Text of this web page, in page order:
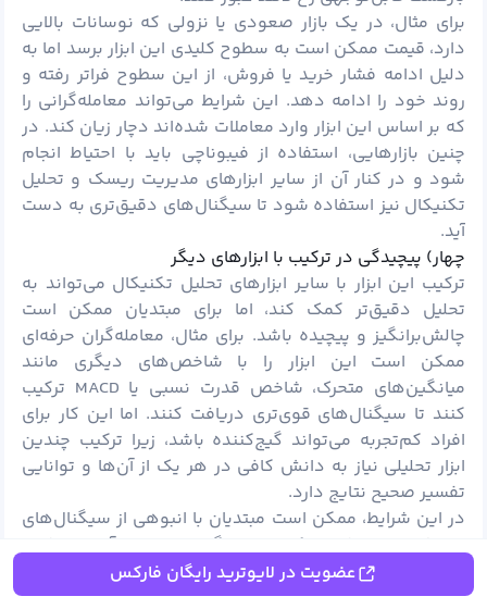
برای مثال، در یک بازار صعودی یا نزولی که نوسانات بالایی
دارد، قیمت ممکن است به سطوح کلیدی این ابزار برسد اما به
دلیل ادامه فشار خرید یا فروش، از این سطوح فراتر رفته و
روند خود را ادامه دهد. این شرایط می‌تواند معامله‌گرانی را
که بر اساس این ابزار وارد معاملات شده‌اند دچار زیان کند. در
چنین بازارهایی، استفاده از فیبوناچی باید با احتیاط انجام
شود و در کنار آن از سایر ابزارهای مدیریت ریسک و تحلیل
تکنیکال نیز استفاده شود تا سیگنال‌های دقیق‌تری به دست
آید.
چهار) پیچیدگی در ترکیب با ابزارهای دیگر
ترکیب این ابزار با سایر ابزارهای تحلیل تکنیکال می‌تواند به
تحلیل دقیق‌تر کمک کند، اما برای مبتدیان ممکن است
چالش‌برانگیز و پیچیده باشد. برای مثال، معامله‌گران حرفه‌ای
ممکن است این ابزار را با شاخص‌های دیگری مانند
میانگین‌های متحرک، شاخص قدرت نسبی یا MACD ترکیب
کنند تا سیگنال‌های قوی‌تری دریافت کنند. اما این کار برای
افراد کم‌تجربه می‌تواند گیج‌کننده باشد، زیرا ترکیب چندین
ابزار تحلیلی نیاز به دانش کافی در هر یک از آن‌ها و توانایی
تفسیر صحیح نتایج دارد.
در این شرایط، ممکن است مبتدیان با انبوهی از سیگنال‌های
مختلف روبرو شوند که تصمیم‌گیری را برای آن‌ها دشوار
می‌کند. به همین دلیل، برای معامله‌گرانی که تازه وارد بازار
شده‌اند، بهتر است ابتدا ابزارهای ساده‌تر را یاد بگیرند و
عضویت در لایوترید رایگان فارکس